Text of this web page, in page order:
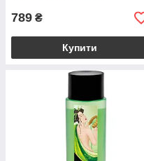
789 ₴
Купити